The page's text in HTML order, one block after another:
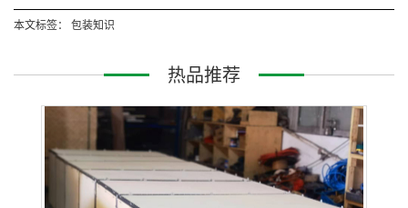
本文标签： 包装知识
热品推荐